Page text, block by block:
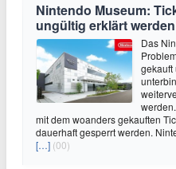
Nintendo Museum:
ungültig erklärt
Das
gekauft
mit dem woanders gekauften
dauerhaft gesperrt werden.
[…] (00)